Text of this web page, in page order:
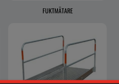
FUKTMÄTARE